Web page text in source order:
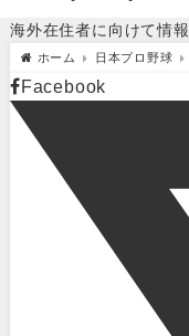
海外在住者に向けて情
ホーム 日本プロ野球
Facebook